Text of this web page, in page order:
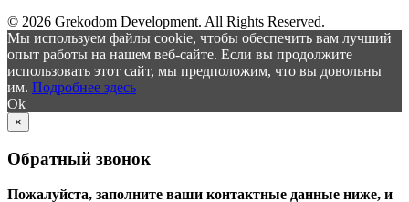
© 2026 Grekodom Development. All Rights Reserved.
Мы используем файлы cookie, чтобы обеспечить вам лучший
опыт работы на нашем веб-сайте. Если вы продолжите
использовать этот сайт, мы предположим, что вы довольны
им. Подробнее здесь
Ok
×
Обратный звонок
Пожалуйста, заполните ваши контактные данные ниже, и